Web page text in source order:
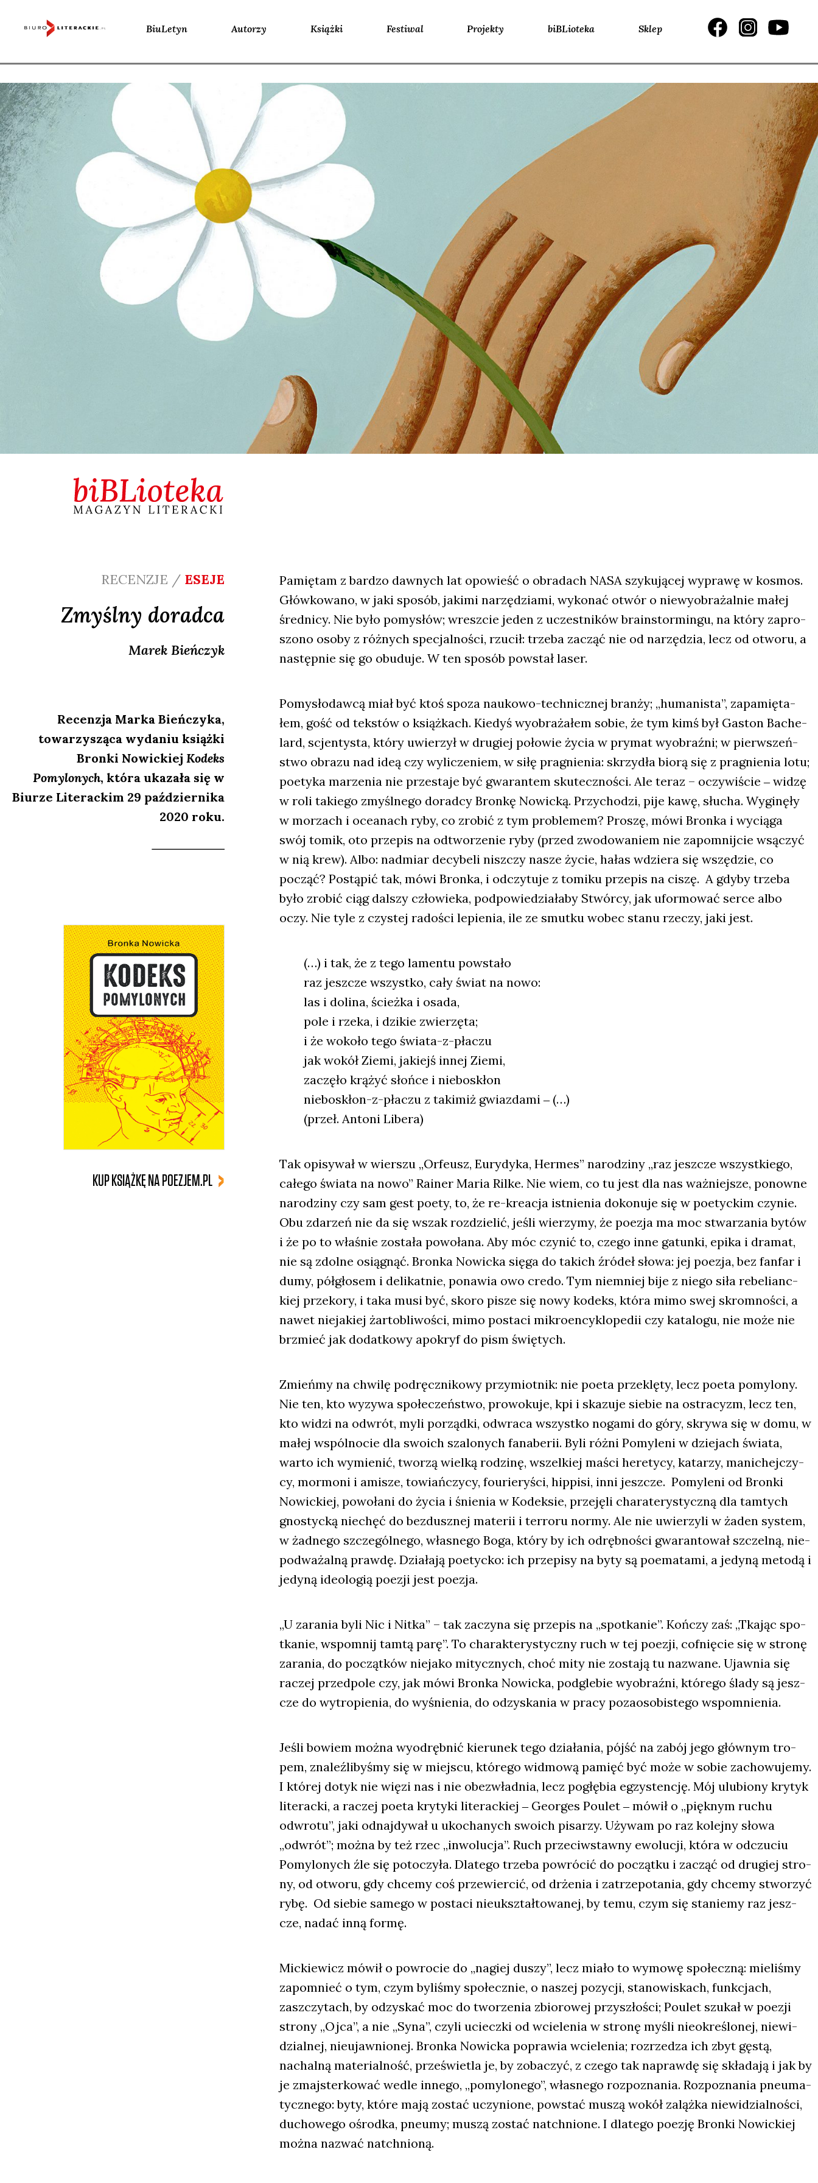
BiuLetyn Autorzy Książki Festiwal Projekty biBLioteka Sklep
Skip
to
content
RECENZJE / ESEJE
Zmyślny doradca
Marek Bieńczyk
Recenzja Marka Bieńczyka,
towarzysząca wydaniu książki
Bronki Nowickiej Kodeks
Pomylonych, która ukazała się w
Biurze Literackim 29 października
2020 roku.
KUP KSIĄŻKĘ NA POEZJEM.PL
Pamię­tam z bar­dzo daw­nych lat opo­wieść o obra­dach NASA szy­ku­ją­cej wypra­wę w kosmos.
Głów­ko­wa­no, w jaki spo­sób, jaki­mi narzę­dzia­mi, wyko­nać otwór o nie­wy­obra­żal­nie małej
śred­ni­cy. Nie było pomy­słów; wresz­cie jeden z uczest­ni­ków bra­in­stor­min­gu, na któ­ry zapro­
szo­no oso­by z róż­nych spe­cjal­no­ści, rzu­cił: trze­ba zacząć nie od narzę­dzia, lecz od otwo­ru, a
następ­nie się go obu­du­je. W ten spo­sób powstał laser.
Pomy­sło­daw­cą miał być ktoś spo­za nauko­wo-tech­nicz­nej bran­ży; „huma­ni­sta”, zapa­mię­ta­
łem, gość od tek­stów o książ­kach. Kie­dyś wyobra­ża­łem sobie, że tym kimś był Gaston Bache­
lard, scjen­ty­sta, któ­ry uwie­rzył w dru­giej poło­wie życia w pry­mat wyobraź­ni; w pierw­szeń­
stwo obra­zu nad ideą czy wyli­cze­niem, w siłę pra­gnie­nia: skrzy­dła bio­rą się z pra­gnie­nia lotu;
poety­ka marze­nia nie prze­sta­je być gwa­ran­tem sku­tecz­no­ści. Ale teraz – oczy­wi­ście ‒ widzę
w roli takie­go zmyśl­ne­go dorad­cy Bron­kę Nowic­ką. Przy­cho­dzi, pije kawę, słu­cha. Wygi­nę­ły
w morzach i oce­anach ryby, co zro­bić z tym pro­ble­mem? Pro­szę, mówi Bron­ka i wycią­ga
swój tomik, oto prze­pis na odtwo­rze­nie ryby (przed zwo­do­wa­niem nie zapo­mnij­cie wsą­czyć
w nią krew). Albo: nad­miar decy­be­li nisz­czy nasze życie, hałas wdzie­ra się wszę­dzie, co
począć? Postą­pić tak, mówi Bron­ka, i odczy­tu­je z tomi­ku prze­pis na ciszę. A gdy­by trze­ba
było zro­bić ciąg dal­szy czło­wie­ka, pod­po­wie­dzia­ła­by Stwór­cy, jak ufor­mo­wać ser­ce albo
oczy. Nie tyle z czy­stej rado­ści lepie­nia, ile ze smut­ku wobec sta­nu rze­czy, jaki jest.
(…) i tak, że z tego lamen­tu powsta­ło
raz jesz­cze wszyst­ko, cały świat na nowo:
las i doli­na, ścież­ka i osa­da,
pole i rze­ka, i dzi­kie zwie­rzę­ta;
i że woko­ło tego świa­ta-z-pła­czu
jak wokół Zie­mi, jakiejś innej Zie­mi,
zaczę­ło krą­żyć słoń­ce i nie­bo­skłon
nie­bo­skłon-z-pła­czu z taki­miż gwiaz­da­mi ‒ (…)
(przeł. Anto­ni Libe­ra)
Tak opi­sy­wał w wier­szu „Orfe­usz, Eury­dy­ka, Her­mes” naro­dzi­ny „raz jesz­cze wszyst­kie­go,
całe­go świa­ta na nowo” Rainer Maria Ril­ke. Nie wiem, co tu jest dla nas waż­niej­sze, ponow­ne
naro­dzi­ny czy sam gest poety, to, że re-kre­acja ist­nie­nia doko­nu­je się w poetyc­kim czy­nie.
Obu zda­rzeń nie da się wszak roz­dzie­lić, jeśli wie­rzy­my, że poezja ma moc stwa­rza­nia bytów
i że po to wła­śnie zosta­ła powo­ła­na. Aby móc czy­nić to, cze­go inne gatun­ki, epi­ka i dra­mat,
nie są zdol­ne osią­gnąć. Bron­ka Nowic­ka się­ga do takich źró­deł sło­wa: jej poezja, bez fan­far i
dumy, pół­gło­sem i deli­kat­nie, pona­wia owo cre­do. Tym nie­mniej bije z nie­go siła rebe­lianc­
kiej prze­ko­ry, i taka musi być, sko­ro pisze się nowy kodeks, któ­ra mimo swej skrom­no­ści, a
nawet nie­ja­kiej żar­to­bli­wo­ści, mimo posta­ci mikro­en­cy­klo­pe­dii czy kata­lo­gu, nie może nie
brzmieć jak dodat­ko­wy apo­kryf do pism świę­tych.
Zmień­my na chwi­lę pod­ręcz­ni­ko­wy przy­miot­nik: nie poeta prze­klę­ty, lecz poeta pomy­lo­ny.
Nie ten, kto wyzy­wa spo­łe­czeń­stwo, pro­wo­ku­je, kpi i ska­zu­je sie­bie na ostra­cyzm, lecz ten,
kto widzi na odwrót, myli porząd­ki, odwra­ca wszyst­ko noga­mi do góry, skry­wa się w domu, w
małej wspól­no­cie dla swo­ich sza­lo­nych fana­be­rii. Byli róż­ni Pomy­le­ni w dzie­jach świa­ta,
war­to ich wymie­nić, two­rzą wiel­ką rodzi­nę, wszel­kiej maści here­ty­cy, kata­rzy, mani­chej­czy­
cy, mor­mo­ni i ami­sze, towiań­czy­cy, fourie­ry­ści, hip­pi­si, inni jesz­cze. Pomy­le­ni od Bron­ki
Nowic­kiej, powo­ła­ni do życia i śnie­nia w Kodek­sie, prze­ję­li cha­ra­te­ry­stycz­ną dla tam­tych
gno­styc­ką nie­chęć do bez­dusz­nej mate­rii i ter­ro­ru nor­my. Ale nie uwie­rzy­li w żaden sys­tem,
w żad­ne­go szcze­gól­ne­go, wła­sne­go Boga, któ­ry by ich odręb­no­ści gwa­ran­to­wał szczel­ną, nie­
pod­wa­żal­ną praw­dę. Dzia­ła­ją poetyc­ko: ich prze­pi­sy na byty są poema­ta­mi, a jedy­ną meto­dą i
jedy­ną ide­olo­gią poezji jest poezja.
„U zara­nia byli Nic i Nit­ka” – tak zaczy­na się prze­pis na „spo­tka­nie”. Koń­czy zaś: „Tka­jąc spo­
tka­nie, wspo­mnij tam­tą parę”. To cha­rak­te­ry­stycz­ny ruch w tej poezji, cof­nię­cie się w stro­nę
zara­nia, do począt­ków nie­ja­ko mitycz­nych, choć mity nie zosta­ją tu nazwa­ne. Ujaw­nia się
raczej przed­po­le czy, jak mówi Bron­ka Nowic­ka, pod­gle­bie wyobraź­ni, któ­re­go śla­dy są jesz­
cze do wytro­pie­nia, do wyśnie­nia, do odzy­ska­nia w pra­cy poza­oso­bi­ste­go wspo­mnie­nia.
Jeśli bowiem moż­na wyod­ręb­nić kie­ru­nek tego dzia­ła­nia, pójść na zabój jego głów­nym tro­
pem, zna­leź­li­by­śmy się w miej­scu, któ­re­go wid­mo­wą pamięć być może w sobie zacho­wu­je­my.
I któ­rej dotyk nie wię­zi nas i nie obez­wład­nia, lecz pogłę­bia egzy­sten­cję. Mój ulu­bio­ny kry­tyk
lite­rac­ki, a raczej poeta kry­ty­ki lite­rac­kiej ‒ Geo­r­ges Poulet ‒ mówił o „pięk­nym ruchu
odwro­tu”, jaki odnaj­dy­wał u uko­cha­nych swo­ich pisa­rzy. Uży­wam po raz kolej­ny sło­wa
„odwrót”; moż­na by też rzec „inwo­lu­cja”. Ruch prze­ciw­staw­ny ewo­lu­cji, któ­ra w odczu­ciu
Pomy­lo­nych źle się poto­czy­ła. Dla­te­go trze­ba powró­cić do począt­ku i zacząć od dru­giej stro­
ny, od otwo­ru, gdy chce­my coś prze­wier­cić, od drże­nia i zatrze­po­ta­nia, gdy chce­my stwo­rzyć
rybę. Od sie­bie same­go w posta­ci nie­u­kształ­to­wa­nej, by temu, czym się sta­nie­my raz jesz­
cze, nadać inną for­mę.
Mic­kie­wicz mówił o powro­cie do „nagiej duszy”, lecz mia­ło to wymo­wę spo­łecz­ną: mie­li­śmy
zapo­mnieć o tym, czym byli­śmy spo­łecz­nie, o naszej pozy­cji, sta­no­wi­skach, funk­cjach,
zaszczy­tach, by odzy­skać moc do two­rze­nia zbio­ro­wej przy­szło­ści; Poulet szu­kał w poezji
stro­ny „Ojca”, a nie „Syna”, czy­li uciecz­ki od wcie­le­nia w stro­nę myśli nie­okre­ślo­nej, nie­wi­
dzial­nej, nie­ujaw­nio­nej. Bron­ka Nowic­ka popra­wia wcie­le­nia; roz­rze­dza ich zbyt gęstą,
nachal­ną mate­rial­ność, prze­świe­tla je, by zoba­czyć, z cze­go tak napraw­dę się skła­da­ją i jak by
je zmaj­ster­ko­wać wedle inne­go, „pomy­lo­ne­go”, wła­sne­go roz­po­zna­nia. Roz­po­zna­nia pneu­ma­
tycz­ne­go: byty, któ­re mają zostać uczy­nio­ne, powstać muszą wokół zaląż­ka nie­wi­dzial­no­ści,
ducho­we­go ośrod­ka, pneu­my; muszą zostać natchnio­ne. I dla­te­go poezję Bron­ki Nowic­kiej
moż­na nazwać natchnio­ną.